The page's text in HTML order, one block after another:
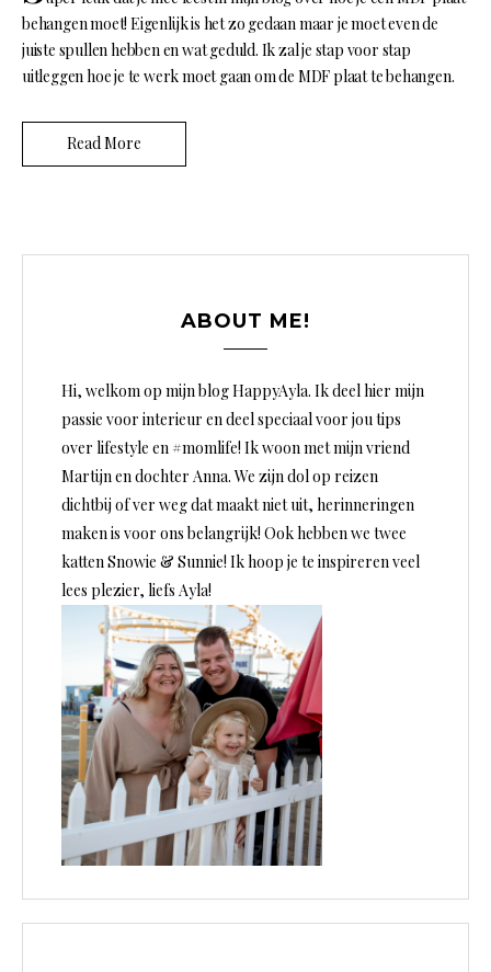
behangen moet! Eigenlijk is het zo gedaan maar je moet even de
juiste spullen hebben en wat geduld. Ik zal je stap voor stap
uitleggen hoe je te werk moet gaan om de MDF plaat te behangen.
Read More
ABOUT ME!
Hi, welkom op mijn blog HappyAyla. Ik deel hier mijn
passie voor interieur en deel speciaal voor jou tips
over lifestyle en #momlife! Ik woon met mijn vriend
Martijn en dochter Anna. We zijn dol op reizen
dichtbij of ver weg dat maakt niet uit, herinneringen
maken is voor ons belangrijk! Ook hebben we twee
katten Snowie & Sunnie! Ik hoop je te inspireren veel
lees plezier, liefs Ayla!